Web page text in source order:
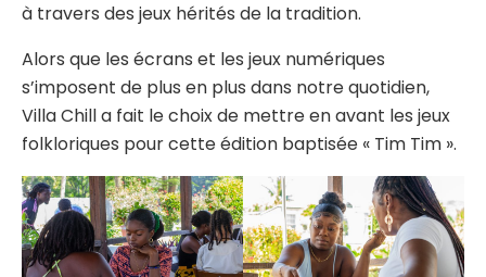
à travers des jeux hérités de la tradition.
Alors que les écrans et les jeux numériques
s’imposent de plus en plus dans notre quotidien,
Villa Chill a fait le choix de mettre en avant les jeux
folkloriques pour cette édition baptisée « Tim Tim ».